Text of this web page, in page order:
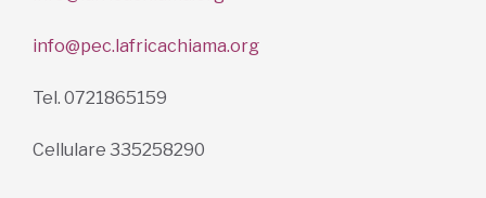
info@pec.lafricachiama.org
Tel. 0721865159
Cellulare 335258290